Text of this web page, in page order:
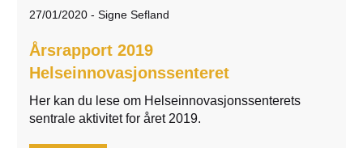
27/01/2020 -Signe Sefland
Årsrapport 2019
Helseinnovasjonssenteret
Her kan du lese om Helseinnovasjonssenterets
sentrale aktivitet for året 2019.